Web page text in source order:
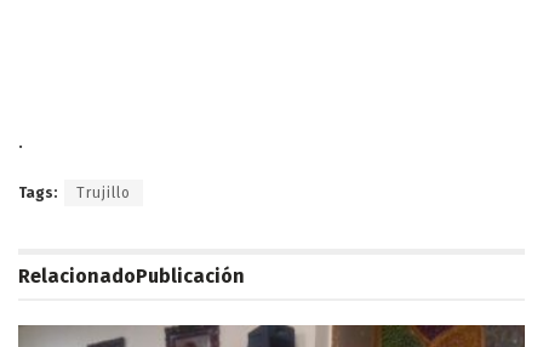
.
Tags: Trujillo
RelacionadoPublicación